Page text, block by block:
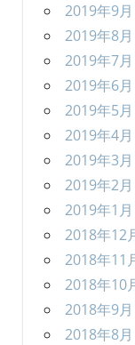
2019年9月
2019年8月
2019年7月
2019年6月
2019年5月
2019年4月
2019年3月
2019年2月
2019年1月
2018年12
2018年11
2018年10
2018年9月
2018年8月